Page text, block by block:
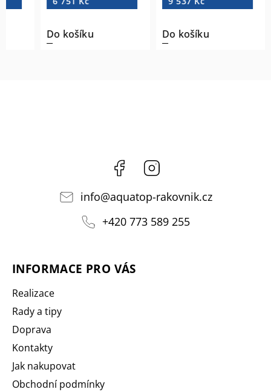
Do košíku Do košíku
Facebook
info@aquatop-rakovnik.cz
+420 773 589 255
INFORMACE PRO VÁS
Realizace
Rady a tipy
Doprava
Kontakty
Jak nakupovat
Obchodní podmínky